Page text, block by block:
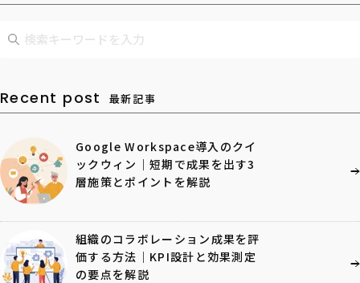
Recent post 最新記事
Google Workspace導入のクイ
ックウィン｜短期で成果を出す3
層施策とポイントを解説
組織のコラボレーション成果を評
価する方法｜KPI設計と効果測定
の要点を解説